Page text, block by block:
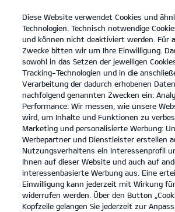
open
menu
Der Kia K4
... ... DER KIA K4
Der neue Kia K4.
Komfort in jedem Detail.
Diese Website verwendet Cookies und
Technologien. Technisch notwendige
und können nicht deaktiviert werden. Für
Zwecke bitten wir um Ihre Einwilligung.
sowohl in das Setzen der jeweiligen
Tracking-Technologien und in die
Verarbeitung der dadurch erhobenen
nachfolgend genannten Zwecken ein:
Performance: Wir messen, wie unsere
wird, um Inhalte und Funktionen zu
Marketing und personalisierte Werbung:
Werbepartner und Dienstleister erstellen
Nutzungsverhaltens ein Interessenprofil
Ihnen auf dieser Website und auch auf
interessenbasierte Werbung aus. Eine
Einwilligung kann jederzeit mit Wirkung
widerrufen werden. Über den Button
Kopfzeile gelangen Sie jederzeit zur